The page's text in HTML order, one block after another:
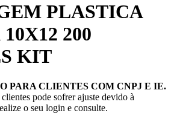
PLASTICA
200
KIT
PARA CLIENTES COM CNPJ E IE.
pode sofrer ajuste devido à
o seu login e consulte.